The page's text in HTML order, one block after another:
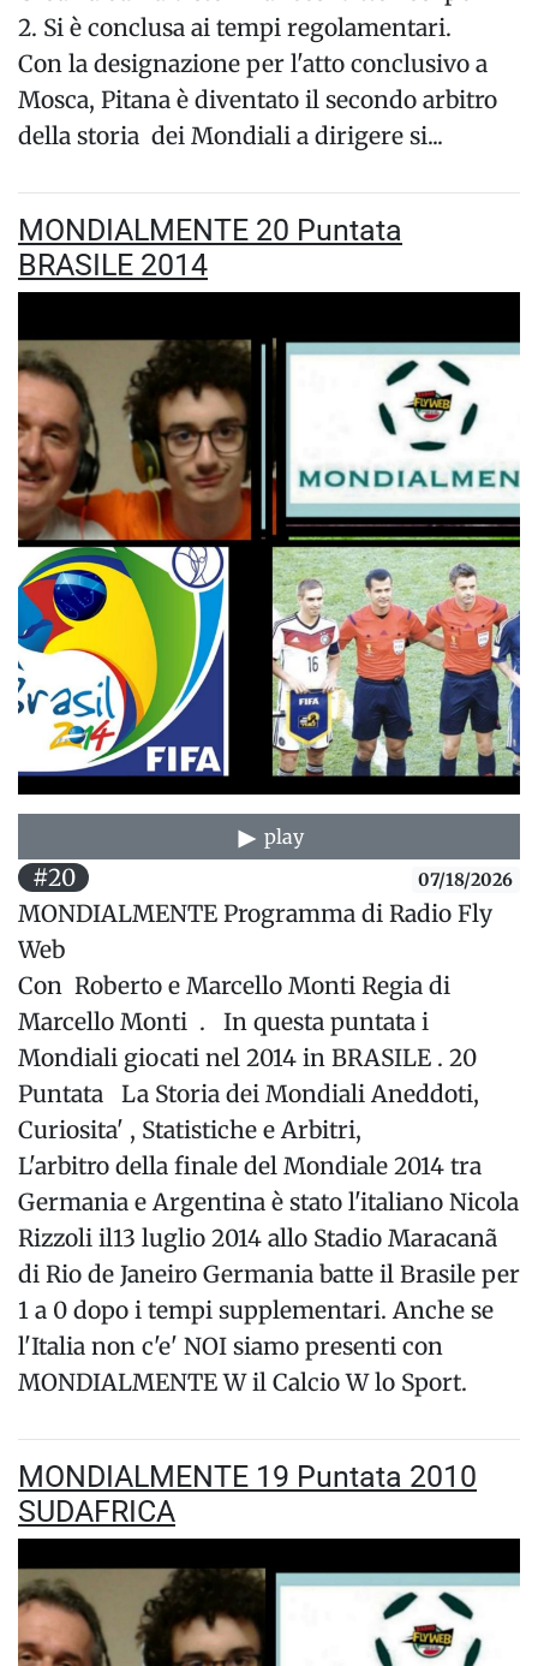
2. Si è conclusa ai tempi regolamentari.
Con la designazione per l'atto conclusivo a
Mosca, Pitana è diventato il secondo arbitro
della storia dei Mondiali a dirigere si...
MONDIALMENTE 20 Puntata
BRASILE 2014
play
#20 07/18/2026
MONDIALMENTE Programma di Radio Fly
Web
Con Roberto e Marcello Monti Regia di
Marcello Monti . In questa puntata i
Mondiali giocati nel 2014 in BRASILE . 20
Puntata La Storia dei Mondiali Aneddoti,
Curiosita' , Statistiche e Arbitri,
L'arbitro della finale del Mondiale 2014 tra
Germania e Argentina è stato l'italiano Nicola
Rizzoli il13 luglio 2014 allo Stadio Maracanã
di Rio de Janeiro Germania batte il Brasile per
1 a 0 dopo i tempi supplementari. Anche se
l'Italia non c'e' NOI siamo presenti con
MONDIALMENTE W il Calcio W lo Sport.
MONDIALMENTE 19 Puntata 2010
SUDAFRICA